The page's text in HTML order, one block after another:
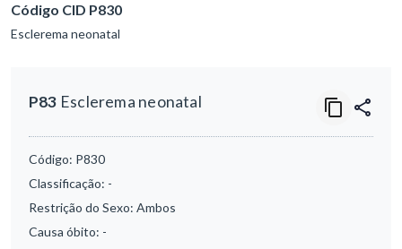
Código CID P830
Esclerema neonatal
P83 Esclerema neonatal
Código: P830
Classificação: -
Restrição do Sexo: Ambos
Causa óbito: -